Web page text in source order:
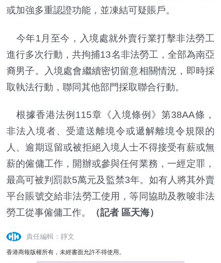
或加強多重認證功能，並凍結可疑賬戶。
今年1月至今，入境處就外賣行業打擊非法勞工
進行多次行動，共拘捕13名非法勞工，全部為南亞
裔男子。入境處會繼續密切留意相關情況，即時採
取執法行動，聯同其他部門採取聯合行動。
根據香港法例115章《入境條例》第38AA條，
非法入境者、受遣送離境令或遞解離境令規限的
人、逾期逗留或被拒絕入境人士不得接受有薪或無
薪的僱傭工作，開辦或參與任何業務，一經定罪，
最高可被判罰款5萬元及監禁3年。如有人將其外賣
平台賬號交給非法勞工使用，等同協助及教唆非法
勞工從事僱傭工作。
（記者 區天海）
責任編輯：靜文
香港商報版權所有，未經書面允許不得使用。